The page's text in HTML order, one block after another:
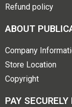
Refund policy
ABOUT
Company
Store Location
Copyright
PAY SECURELY